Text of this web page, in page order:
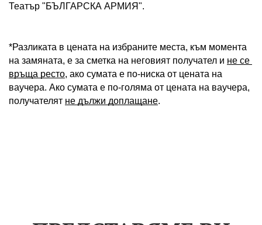
Театър "БЪЛГАРСКА АРМИЯ".
*Разликата в цената на избраните места, към момента
на замяната, е за сметка на неговият получател и не се
връща ресто, ако сумата е по-ниска от цената на
ваучера. Ако сумата е по-голяма от цената на ваучера,
получателят не дължи доплащане.